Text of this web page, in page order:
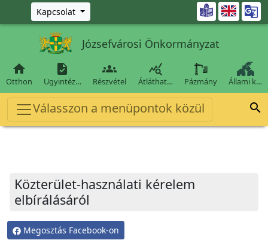
Ugrás a fő tartalomra
Kapcsolat 
Józsefvárosi Önkormányzat

Otthon

Ügyintéz…

Részvétel

Átláthat… Pázmány Állami k…
Válasszon a menüpontok közül 
Közterület-használati kérelem
elbírálásáról
Megosztás Facebook-on